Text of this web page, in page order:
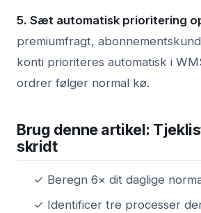
5. Sæt automatisk prioritering
premiumfragt,
konti prioriteres automatisk i
ordrer følger normal kø.
Brug denne artikel:
skridt
✓ Beregn 6× dit daglige
✓ Identificer tre processer